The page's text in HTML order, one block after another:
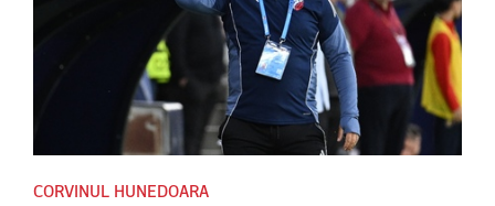
CORVINUL HUNEDOARA